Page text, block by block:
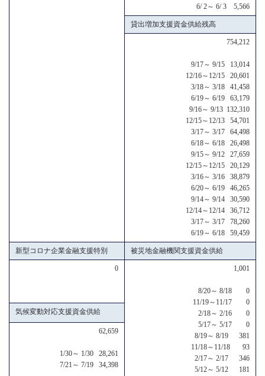
6/ 2～ 6/ 3 5,566
貸出増加支援資金供給残高
754,212
9/17～ 9/15 13,014
12/16～12/15 20,601
3/18～ 3/18 41,458
6/19～ 6/19 63,179
9/16～ 9/13 132,310
12/15～12/13 54,701
3/17～ 3/17 64,498
6/18～ 6/18 26,498
9/15～ 9/12 27,659
12/15～12/15 20,129
3/16～ 3/16 38,879
6/20～ 6/19 46,265
9/14～ 9/14 30,590
12/14～12/14 36,712
3/17～ 3/17 78,260
6/19～ 6/18 59,459
新型コロナ企業金融支援特別 被災地金融機関支援資金供給
0 1,001
8/20～ 8/18 0
11/19～11/17 0
2/18～ 2/16 0
5/17～ 5/17 0
8/19～ 8/19 381
11/18～11/18 93
2/17～ 2/17 346
5/12～ 5/12 181
気候変動対応支援資金供給
62,659
1/30～ 1/30 28,261
7/21～ 7/19 34,398